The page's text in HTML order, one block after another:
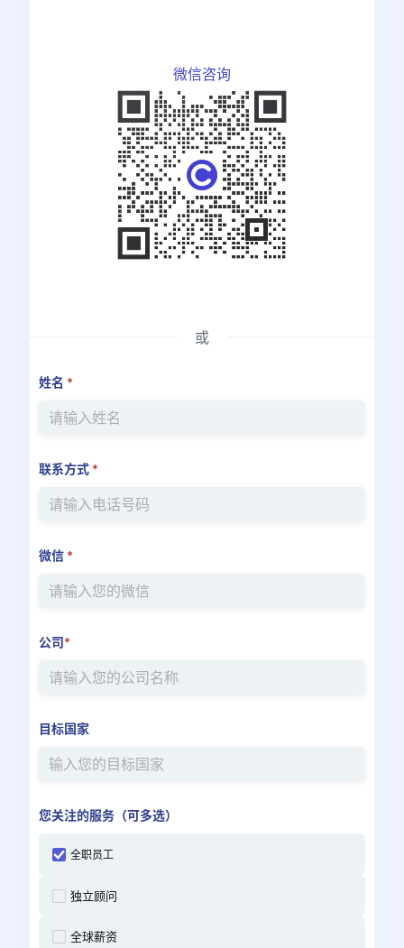
微信咨询
或
姓名 *
联系方式 *
微信 *
公司*
目标国家
您关注的服务（可多选）
全职员工
独立顾问
全球薪资